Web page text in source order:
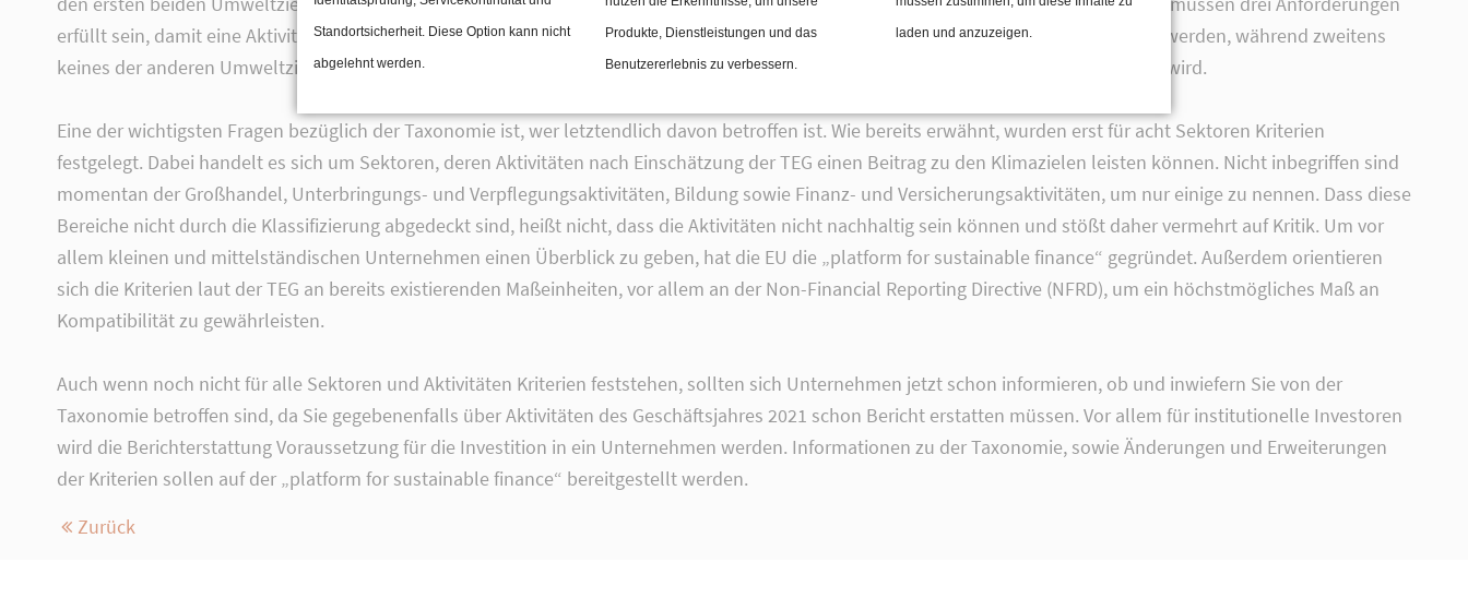
erfüllt sein, damit eine Aktivität als nachhaltig eingestuft wird. Es muss erstens ein wesentlicher Beitrag zu einem Umweltziel geleistet werden, während zweitens
keines der anderen Umweltziele beeinträchtigt wird und drittens ein Mindeststandard bezüglich sozialer Anforderungen gewährleistet wird.
Eine der wichtigsten Fragen bezüglich der Taxonomie ist, wer letztendlich davon betroffen ist. Wie bereits erwähnt, wurden erst für acht Sektoren Kriterien
festgelegt. Dabei handelt es sich um Sektoren, deren Aktivitäten nach Einschätzung der TEG einen Beitrag zu den Klimazielen leisten können. Nicht inbegriffen sind
momentan der Großhandel, Unterbringungs- und Verpflegungsaktivitäten, Bildung sowie Finanz- und Versicherungsaktivitäten, um nur einige zu nennen. Dass diese
Bereiche nicht durch die Klassifizierung abgedeckt sind, heißt nicht, dass die Aktivitäten nicht nachhaltig sein können und stößt daher vermehrt auf Kritik. Um vor
allem kleinen und mittelständischen Unternehmen einen Überblick zu geben, hat die EU die „platform for sustainable finance“ gegründet. Außerdem orientieren
sich die Kriterien laut der TEG an bereits existierenden Maßeinheiten, vor allem an der Non-Financial Reporting Directive (NFRD), um ein höchstmögliches Maß an
Kompatibilität zu gewährleisten.
Auch wenn noch nicht für alle Sektoren und Aktivitäten Kriterien feststehen, sollten sich Unternehmen jetzt schon informieren, ob und inwiefern Sie von der
Taxonomie betroffen sind, da Sie gegebenenfalls über Aktivitäten des Geschäftsjahres 2021 schon Bericht erstatten müssen. Vor allem für institutionelle Investoren
wird die Berichterstattung Voraussetzung für die Investition in ein Unternehmen werden. Informationen zu der Taxonomie, sowie Änderungen und Erweiterungen
der Kriterien sollen auf der „platform for sustainable finance“ bereitgestellt werden.
Zurück
Standortsicherheit. Diese Option kann nicht
abgelehnt werden.
Produkte, Dienstleistungen und das
Benutzererlebnis zu verbessern.
laden und anzuzeigen.